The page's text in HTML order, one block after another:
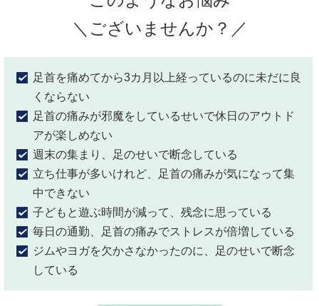
＼ございませんか？／
足首を痛めてから3カ月以上経っているのに未だに良
くならない
足首の痛みが邪魔をしているせいで休日のアウトド
アが楽しめない
週末の集まり、足のせいで断念している
立ち仕事が多いけれど 、足首の痛みが気になって集
中できない
子どもと遊ぶ時間が減って、 残念に思っている
毎日の通勤、足首の痛みでストレスが倍増している
ジムやヨガを欠かさなかったのに
、足のせいで断念
している